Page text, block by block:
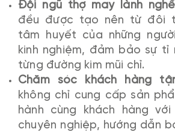
Đội ngũ thợ may lành
đều được tạo nên từ đôi
tâm huyết của những
kinh nghiệm, đảm bảo sự
từng đường kim mũi chỉ.
Chăm sóc khách hàng
không chỉ cung cấp sản
hành cùng khách hàng
chuyên nghiệp, hướng dẫn